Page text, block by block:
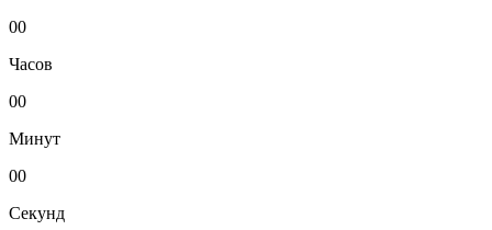
00
Часов
00
Минут
00
Секунд